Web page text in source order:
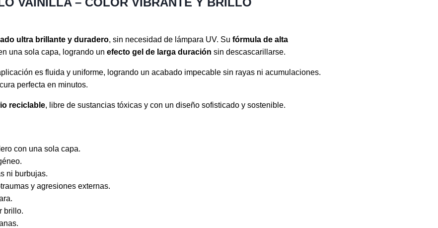
ultra brillante y duradero, sin necesidad de lámpara UV. Su fórmula de alta
una sola capa, logrando un efecto gel de larga duración sin descascarillarse.
es fluida y uniforme, logrando un acabado impecable sin rayas ni acumulaciones.
perfecta en minutos.
reciclable, libre de sustancias tóxicas y con un diseño sofisticado y sostenible.
con una sola capa.
ni burbujas.
y agresiones externas.
brillo.